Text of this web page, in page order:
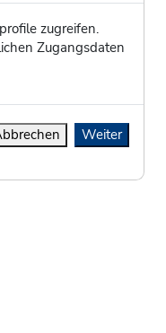
zugreifen.
Zugangsdaten
Weiter